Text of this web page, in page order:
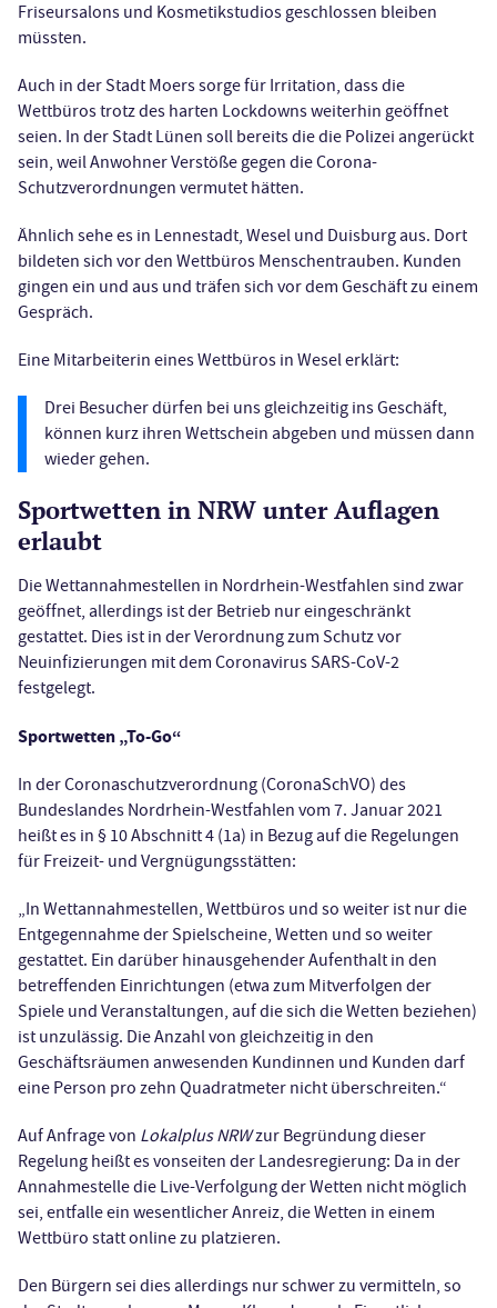
Friseursalons und Kosmetikstudios geschlossen bleiben
müssten.
Auch in der Stadt Moers sorge für Irritation, dass die
Wettbüros trotz des harten Lockdowns weiterhin geöffnet
seien. In der Stadt Lünen soll bereits die die Polizei angerückt
sein, weil Anwohner Verstöße gegen die Corona-
Schutzverordnungen vermutet hätten.
Ähnlich sehe es in Lennestadt, Wesel und Duisburg aus. Dort
bildeten sich vor den Wettbüros Menschentrauben. Kunden
gingen ein und aus und träfen sich vor dem Geschäft zu einem
Gespräch.
Eine Mitarbeiterin eines Wettbüros in Wesel erklärt:
Drei Besucher dürfen bei uns gleichzeitig ins Geschäft,
können kurz ihren Wettschein abgeben und müssen dann
wieder gehen.
Sportwetten in NRW unter Auflagen
erlaubt
Die Wettannahmestellen in Nordrhein-Westfahlen sind zwar
geöffnet, allerdings ist der Betrieb nur eingeschränkt
gestattet. Dies ist in der Verordnung zum Schutz vor
Neuinfizierungen mit dem Coronavirus SARS-CoV-2
festgelegt.
Sportwetten „To-Go“
In der Coronaschutzverordnung (CoronaSchVO) des
Bundeslandes Nordrhein-Westfahlen vom 7. Januar 2021
heißt es in § 10 Abschnitt 4 (1a) in Bezug auf die Regelungen
für Freizeit- und Vergnügungsstätten:
„In Wettannahmestellen, Wettbüros und so weiter ist nur die
Entgegennahme der Spielscheine, Wetten und so weiter
gestattet. Ein darüber hinausgehender Aufenthalt in den
betreffenden Einrichtungen (etwa zum Mitverfolgen der
Spiele und Veranstaltungen, auf die sich die Wetten beziehen)
ist unzulässig. Die Anzahl von gleichzeitig in den
Geschäftsräumen anwesenden Kundinnen und Kunden darf
eine Person pro zehn Quadratmeter nicht überschreiten.“
Auf Anfrage von Lokalplus NRWzur Begründung dieser
Regelung heißt es vonseiten der Landesregierung: Da in der
Annahmestelle die Live-Verfolgung der Wetten nicht möglich
sei, entfalle ein wesentlicher Anreiz, die Wetten in einem
Wettbüro statt online zu platzieren.
Den Bürgern sei dies allerdings nur schwer zu vermitteln, so